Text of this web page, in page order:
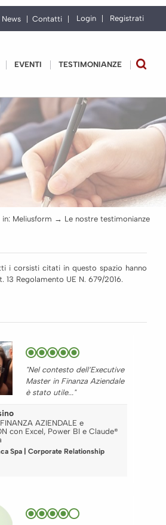
News Contatti Login Registrati
EVENTI TESTIMONIANZE
in: Meliusform → Le nostre testimonianze
i corsisti citati in questo spazio hanno
Regolamento UE N. 679/2016.
"Nel contesto dell’Executive
Master in Finanza Aziendale
è stato utile..."
AZIENDALE e
con Excel, Power BI e Claude®
Spa | Corporate Relationship